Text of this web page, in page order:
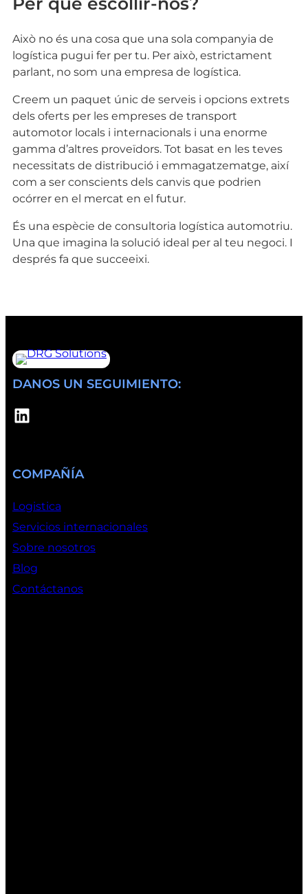
Això no és una cosa que una sola companyia de
logística pugui fer per tu. Per això, estrictament
parlant, no som una empresa de logística.
Creem un paquet únic de serveis i opcions extrets
dels oferts per les empreses de transport
automotor locals i internacionals i una enorme
gamma d’altres proveïdors. Tot basat en les teves
necessitats de distribució i emmagatzematge, així
com a ser conscients dels canvis que podrien
ocórrer en el mercat en el futur.
És una espècie de consultoria logística automotriu.
Una que imagina la solució ideal per al teu negoci. I
després fa que succeeixi.
DANOS UN SEGUIMIENTO:
LinkedIn
COMPAÑÍA
Logistica
Servicios internacionales
Sobre nosotros
Blog
Contáctanos